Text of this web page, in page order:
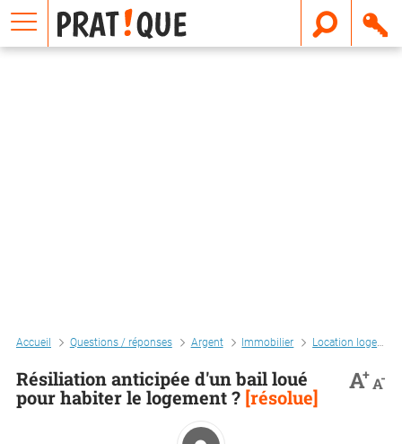
Accueil Questions / réponses Argent Immobilier Location logement
Résiliation anticipée d'un bail loué
pour habiter le logement ? [résolue]
A+A-
E
m
a